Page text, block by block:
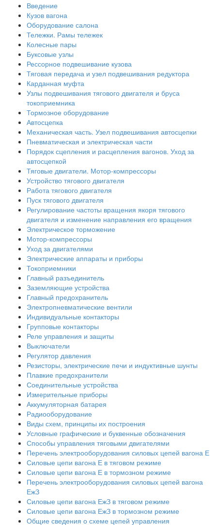
Введение
Кузов вагона
Оборудование салона
Тележки. Рамы тележек
Колесные пары
Буксовые узлы
Рессорное подвешивание кузова
Тяговая передача и узел подвешивания редуктора
Карданная муфта
Узлы подвешивания тягового двигателя и бруса
токоприемника
Тормозное оборудование
Автосцепка
Механическая часть. Узел подвешивания автосцепки
Пневматическая и электрическая части
Порядок сцепления и расцепления вагонов. Уход за
автосцепкой
Тяговые двигатели. Мотор-компрессоры
Устройство тягового двигателя
Работа тягового двигателя
Пуск тягового двигателя
Регулирование частоты вращения якоря тягового
двигателя и изменение направления его вращения
Электрическое торможение
Мотор-компрессоры
Уход за двигателями
Электрические аппараты и приборы
Токоприемники
Главный разъединитель
Заземляющие устройства
Главный предохранитель
Электропневматические вентили
Индивидуальные контакторы
Групповые контакторы
Реле управления и защиты
Выключатели
Регулятор давления
Резисторы, электрические печи и индуктивные шунты
Плавкие предохранители
Соединительные устройства
Измерительные приборы
Аккумуляторная батарея
Радиооборудование
Виды схем, принципы их построения
Условные графические и буквенные обозначения
Способы управления тяговыми двигателями
Перечень электрооборудования силовых цепей вагона Е
Силовые цепи вагона Е в тяговом режиме
Силовые цепи вагона Е в тормозном режиме
Перечень электрооборудования силовых цепей вагона
ЕжЗ
Силовые цепи вагона ЕжЗ в тяговом режиме
Силовые цепи вагона ЕжЗ в тормозном режиме
Общие сведения о схеме цепей управления